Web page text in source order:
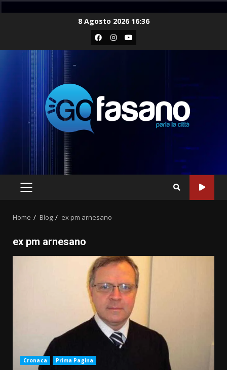
8 Agosto 2026 16:36
Facebook
Instagram
Youtube
PRIMARY
Home Blog ex pm arnesano
ex pm arnesano
Cronaca Prima Pagina